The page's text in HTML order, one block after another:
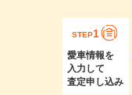
STEP1
愛車情報を
入力して
査定申し込み